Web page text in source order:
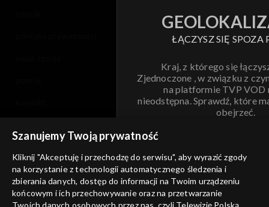
ŁĄCZYSZ SIĘ SPOZA
Kraj, z którego się
Zjednoczone , w związku z
na platformie TVP VOD
nieodstępna. Sprawdź, które
obejrzeć.
ANULUJ
informacje o dostawcy usług
Szanujemy Twoją prywatność
Kliknij "Akceptuję i przechodzę do serwisu", aby wyrazić zgody
na korzystanie z technologii automatycznego śledzenia i
zbierania danych, dostęp do informacji na Twoim urządzeniu
końcowym i ich przechowywanie oraz na przetwarzanie
Twoich danych osobowych przez nas, czyli Telewizję Polską